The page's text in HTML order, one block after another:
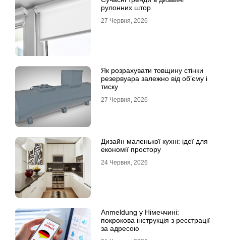
рулонних штор
27 Червня, 2026
Як розрахувати товщину стінки
резервуара залежно від об’єму і
тиску
27 Червня, 2026
Дизайн маленької кухні: ідеї для
економії простору
24 Червня, 2026
Anmeldung у Німеччині:
покрокова інструкція з реєстрації
за адресою